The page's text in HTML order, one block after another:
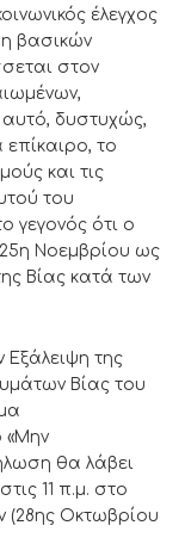
έλεγχος
βασικών
στον
αυτό, δυστυχώς,
επίκαιρο, το
και τις
του
γεγονός ότι ο
Νοεμβρίου ως
Βίας κατά των
της
Βίας του
«Μην
θα λάβει
11 π.μ. στο
(28ης Οκτωβρίου